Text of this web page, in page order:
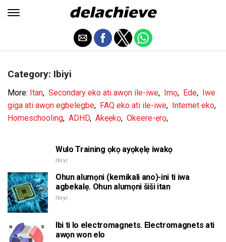
Category: Ibiyi
More: Itan, Secondary eko ati awọn ile-iwe, Imọ, Ede, Iwe
giga ati awọn egbelegbe, FAQ eko ati ile-iwe, Internet eko,
Homeschooling, ADHD, Akẹẹkọ, Okeere-ẹrọ,
Wulo Training ọkọ ayọkẹlẹ iwakọ
Ibiyi
Ohun alumọni (kemikali ano)-ini ti iwa
agbekalẹ. Ohun alumọni šiši itan
Ibiyi
Ibi ti lo electromagnets. Electromagnets ati
awọn won elo